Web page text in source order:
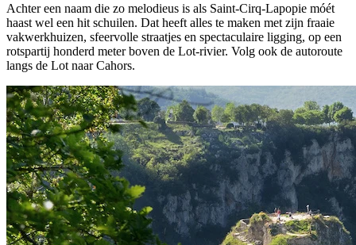
Achter een naam die zo melodieus is als Saint-Cirq-Lapopie móét
haast wel een hit schuilen. Dat heeft alles te maken met zijn fraaie
vakwerkhuizen, sfeervolle straatjes en spectaculaire ligging, op een
rotspartij honderd meter boven de Lot-rivier. Volg ook de autoroute
langs de Lot naar Cahors.